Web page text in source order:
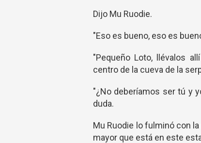
Dijo Mu Ruodie.
"Eso es bueno, eso es
"Pequeño Loto, llévalos
centro de la cueva de la
"¿No deberíamos ser tú y
duda.
Mu Ruodie lo fulminó con
mayor que está en este